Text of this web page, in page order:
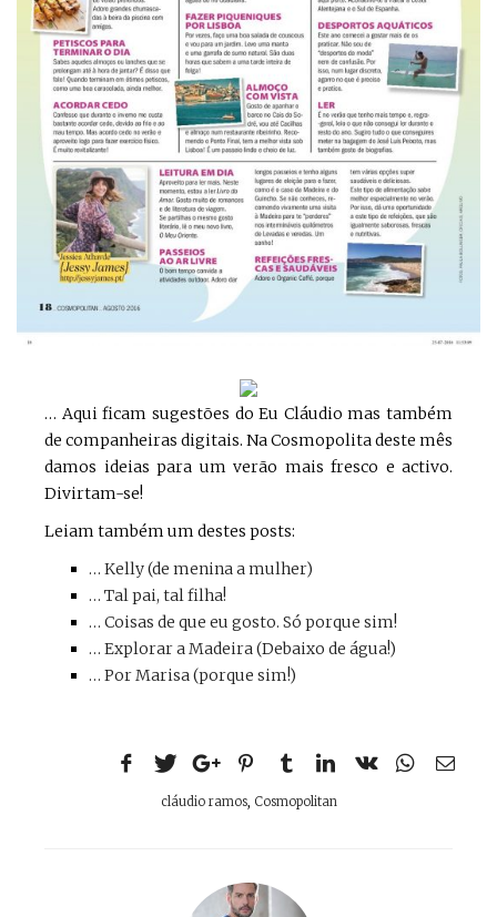
… Aqui ficam sugestões do Eu Cláudio mas também
de companheiras digitais. Na Cosmopolita deste mês
damos ideias para um verão mais fresco e activo.
Divirtam-se!
Leiam também um destes posts:
… Kelly (de menina a mulher)
… Tal pai, tal filha!
… Coisas de que eu gosto. Só porque sim!
… Explorar a Madeira (Debaixo de água!)
… Por Marisa (porque sim!)
cláudio ramos, Cosmopolitan